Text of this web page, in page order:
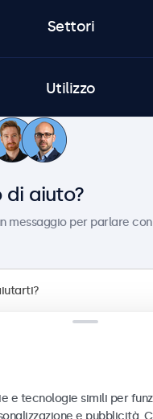
Settori
Utilizzo
Servizio Clienti
di aiuto?
messaggio per parlare con
e tecnologie simili per
e pubblicità.